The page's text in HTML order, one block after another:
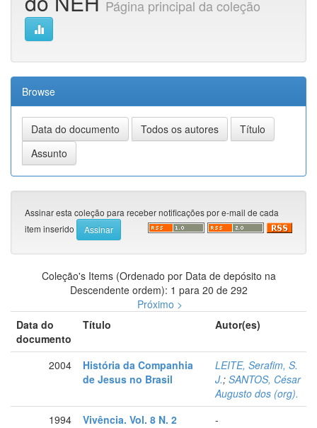
Página principal da coleção
Browse
Assinar esta coleção para receber notificações por e-mail de cada
item inserido
Coleção's Items (Ordenado por Data de depósito na
Descendente ordem): 1 para 20 de 292
Próximo >
Data do
documento
Título Autor(es)
2004
História da Companhia
de Jesus no Brasil
LEITE, Serafim, S.
J.; SANTOS, César
Augusto dos (org).
1994
Vivência. Vol. 8 N. 2
-